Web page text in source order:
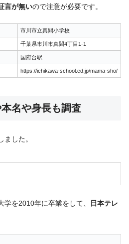
言が無いので注意が必要です。
市川市立真間小学校
千葉県市川市真間4丁目1-1
国府台駅
https://ichikawa-school.ed.jp/mama-sho/
名や身長も調査
した。
を2010年に卒業をして、
日本テレ